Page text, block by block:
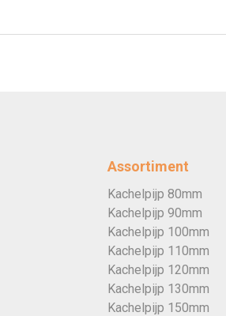
Assortiment
Kachelpijp 80mm
Kachelpijp 90mm
Kachelpijp 100mm
Kachelpijp 110mm
Kachelpijp 120mm
Kachelpijp 130mm
Kachelpijp 150mm